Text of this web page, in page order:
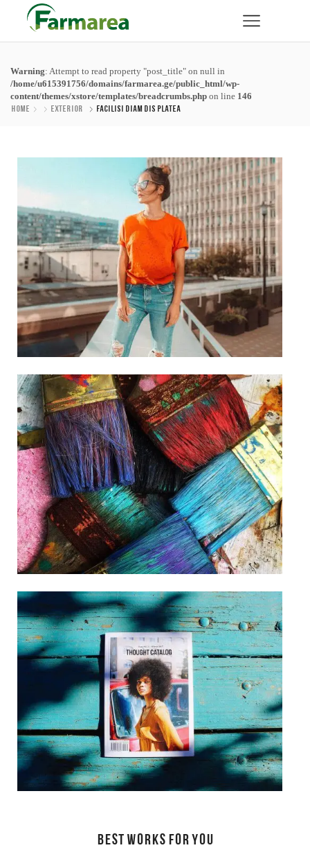
Warning: Attempt to read property "post_title" on null in
/home/u615391756/domains/farmarea.ge/public_html/wp-
content/themes/xstore/templates/breadcrumbs.php on line 146
Home Exterior Facilisi Diam Dis Platea
Best works for you